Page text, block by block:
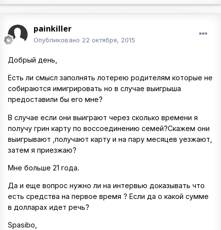
painkiller
Опубликовано 22 октября, 2015
Добрый день,
Есть ли смысл заполнять лотерею родителям которые не
собираются имигрировать но в случае выигрыша
предоставили бы его мне?
В случае если они выиграют через сколько времени я
получу грин карту по воссоединению семей?Скажем они
выигрывают ,получают карту и на пару месяцев уезжают,
затем я приезжаю?
Мне больше 21 года.
Да и еще вопрос нужно ли на интервью доказывать что
есть средства на первое время ? Если да о какой сумме
в долларах идет речь?
Spasibo,